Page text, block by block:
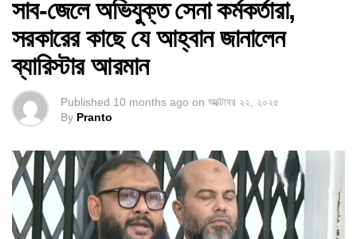
সাব-জেলে অভিযুক্ত সেনা কর্মকর্তারা,
সরকারের কাছে যে আহ্বান জানালেন
ব্যারিস্টার আরমান
Published 10 months ago on অক্টোবর ২২, ২০২৫
By Pranto